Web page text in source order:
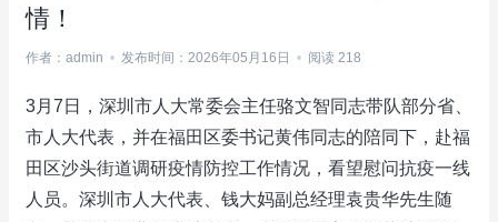
情！
作者：admin • 发布时间：2026年05月16日 • 阅读 218
3月7日，深圳市人大常委会主任骆文智同志带队部分省、
市人大代表，并在福田区委书记黄伟同志的陪同下，赴福
田区沙头街道调研疫情防控工作情况，看望慰问抗疫一线
人员。深圳市人大代表、钱大妈副总经理袁贵华先生随